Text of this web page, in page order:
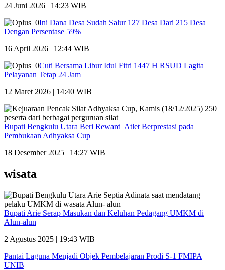
24 Juni 2026 | 14:23 WIB
Ini Dana Desa Sudah Salur 127 Desa Dari 215 Desa
Dengan Persentase 59%
16 April 2026 | 12:44 WIB
Cuti Bersama Libur Idul Fitri 1447 H RSUD Lagita
Pelayanan Tetap 24 Jam
12 Maret 2026 | 14:40 WIB
Bupati Bengkulu Utara Beri Reward Atlet Berprestasi pada
Pembukaan Adhyaksa Cup
18 Desember 2025 | 14:27 WIB
wisata
Bupati Arie Serap Masukan dan Keluhan Pedagang UMKM di
Alun-alun
2 Agustus 2025 | 19:43 WIB
Pantai Laguna Menjadi Objek Pembelajaran Prodi S-1 FMIPA
UNIB